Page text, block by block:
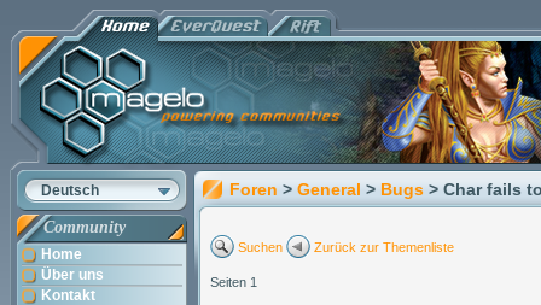
Deutsch
Community
Home
Über uns
Kontakt
Foren > General > Bugs > Char fails
Suchen Zurück zur Themenliste
Seiten 1